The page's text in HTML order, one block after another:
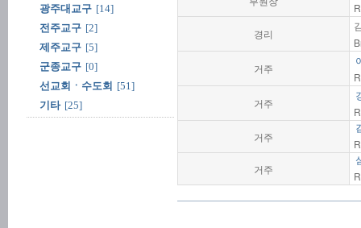
광주대교구 [14]
전주교구 [2]
제주교구 [5]
군종교구 [0]
선교회ㆍ수도회 [51]
기타 [25]
경리
거주
거주
거주
거주